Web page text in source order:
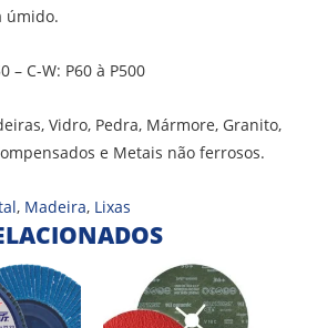
úmido.
– C-W: P60 à P500
Vidro, Pedra, Mármore, Granito,
e Metais não ferrosos.
, Madeira, Lixas